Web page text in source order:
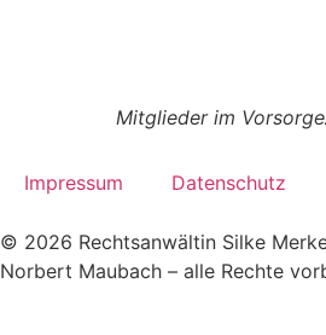
Mitglieder im
Impressum Datenschutz
© 2026 Rechtsanwältin Silke
Norbert Maubach – alle Rechte